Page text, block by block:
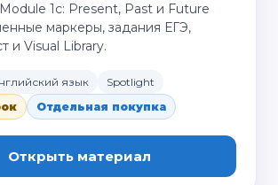
1c: Present, Past и Future
маркеры, задания ЕГЭ,
и Visual Library.
язык
Spotlight
Отдельная покупка
Открыть материал